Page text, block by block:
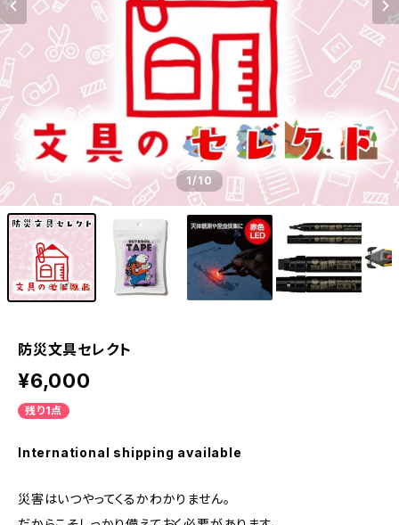
1/10
防災文具セレクト
¥6,000
残り1点
International shipping available
災害はいつやってくるかわかりません。